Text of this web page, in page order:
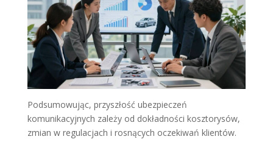
Podsumowując, przyszłość ubezpieczeń
komunikacyjnych zależy od dokładności kosztorysów,
zmian w regulacjach i rosnących oczekiwań klientów.